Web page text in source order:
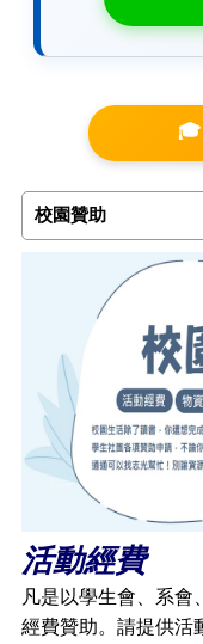
🎓
校園贊助
活動經費
凡是以學生會、系會
經費贊助。請提供活